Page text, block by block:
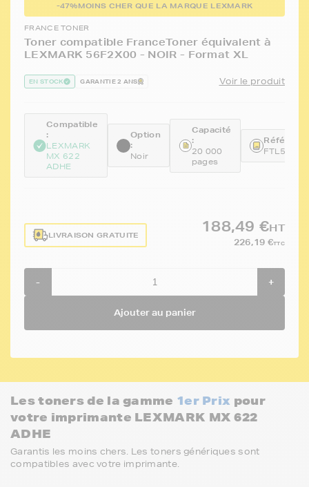
-47%MOINS CHER QUE LA MARQUE LEXMARK
FRANCE TONER
Toner compatible FranceToner équivalent à
LEXMARK 56F2X00 - NOIR - Format XL
EN STOCK GARANTIE 2 ANS Voir le produit
Compatible
:
LEXMARK
MX 622
ADHE
Option
:
Noir
Capacité
:
20 000
pages
LIVRAISON GRATUITE
188,49 €HT
226,19 €TTC
- +
Ajouter au panier
Les toners de la gamme 1er Prix pour
votre imprimante LEXMARK MX 622
ADHE
Garantis les moins chers. Les toners génériques sont
compatibles avec votre imprimante.